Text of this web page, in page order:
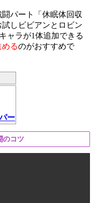
パート「休眠体回収
しビビアンとロビン
ャラが1体追加できる
るのがおすすめで
ー
のコツ